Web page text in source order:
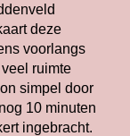
deze
voorlangs
ruimte
simpel door
10 minuten
ingebracht.